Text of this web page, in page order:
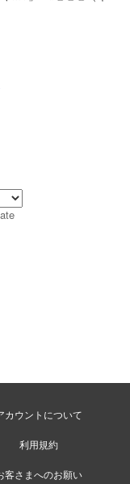
カウントについて
利用規約
客さまへのお願い